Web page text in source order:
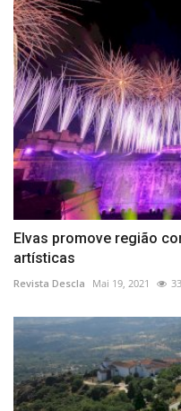
Elvas promove região
artísticas
Revista Descla Mai 19, 2021